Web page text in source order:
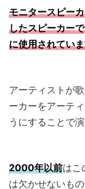
モニタースピー
したスピーカー
に使用されてい
アーティストが
ーカーをアーテ
うにすることで
2000年以前はこ
は欠かせないも